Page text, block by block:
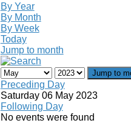
By Year
By Month
By Week
Today
Jump to month
Jump to
Preceding Day
Saturday 06 May 2023
Following Day
No events were found